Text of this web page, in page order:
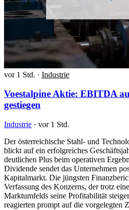
vor 1 Std. · Industrie
Voestalpine Aktie: EBITDA
gestiegen
Industrie · vor 1 Std.
Der österreichische Stahl- und
blickt auf ein erfolgreiches
deutlichen Plus beim operativen
Dividende sendet das Unternehmen
Kapitalmarkt. Die jüngsten
Verfassung des Konzerns, der trotz
Marktumfelds seine Profitabilität
reagierten prompt auf die